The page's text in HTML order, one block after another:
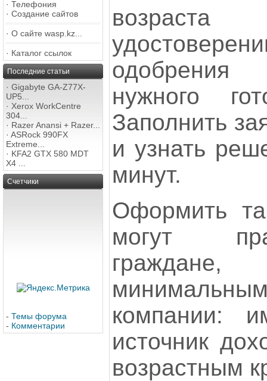
· Телефония
· Создание сайтов
· О сайте wasp.kz...
· Каталог ссылок
Последние статьи
· Gigabyte GA-Z77X-
UP5...
· Xerox WorkCentre
304...
· Razer Anansi + Razer...
· ASRock 990FX
Extreme...
· KFA2 GTX 580 MDT
X4 ...
Счетчики
- Темы форума
- Комментарии
нужного
Заполнить
и узнать
минут.
Оформить
могут
компании:
источник
возрастным